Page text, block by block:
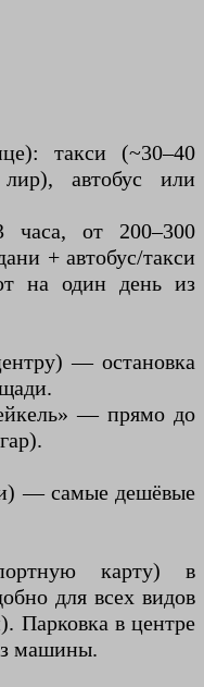
такси (~30–40
автобус или
часа, от 200–300
+ автобус/такси
на один день из
— остановка
— прямо до
— самые дешёвые
карту) в
для всех видов
Парковка в центре
машины.